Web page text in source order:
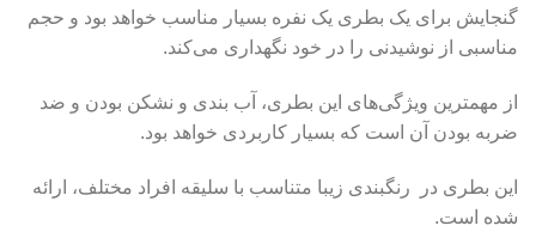
گنجایش برای یک بطری یک نفره بسیار مناسب خواهد بود و حجم
مناسبی از نوشیدنی را در خود نگهداری می‌کند.
از مهمترین ویژگی‌های این بطری، آب بندی و نشکن بودن و ضد
ضربه بودن آن است که بسیار کاربردی خواهد بود.
این بطری در رنگبندی زیبا متناسب با سلیقه افراد مختلف، ارائه
شده است.